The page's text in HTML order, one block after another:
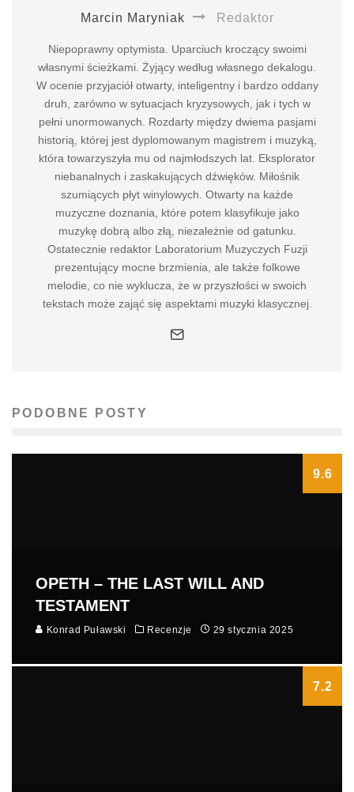
Marcin Maryniak Redaktor
Niepoprawny optymista. Uparciuch kroczący swoimi
własnymi ścieżkami. Żyjący według własnego dekalogu.
W ocenie przyjaciół otwarty, inteligentny i bardzo oddany
druh, zarówno w sytuacjach kryzysowych, jak i tych w
pełni unormowanych. Rozdarty między dwiema pasjami
historią, której jest dyplomowanym magistrem i muzyką,
która towarzyszyła mu od najmłodszych lat. Eksplorator
niebanalnych i zaskakujących dźwięków. Miłośnik
szumiących płyt winylowych. Otwarty na każde
muzyczne doznania, które potem klasyfikuje jako
muzykę dobrą albo złą, niezależnie od gatunku.
Ostatecznie redaktor Laboratorium Muzyczych Fuzji
prezentujący mocne brzmienia, ale także folkowe
melodie, co nie wyklucza, że w przyszłości w swoich
tekstach może zająć się aspektami muzyki klasycznej.
PODOBNE POSTY
9.6
OPETH – THE LAST WILL AND
TESTAMENT
Konrad Puławski Recenzje 29 stycznia 2025
7.2